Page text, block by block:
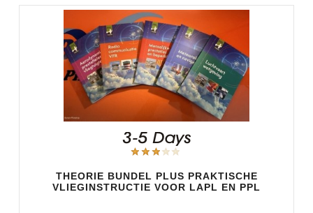
THEORIE BUNDEL PLUS PRAKTISCHE
VLIEGINSTRUCTIE VOOR LAPL EN PPL